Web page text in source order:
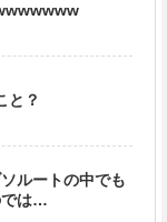
と？
ルートの中でも
では…